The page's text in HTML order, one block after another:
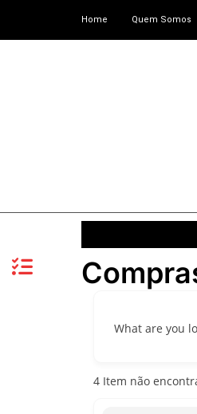
Home Quem Somos
What are you
4 Item não